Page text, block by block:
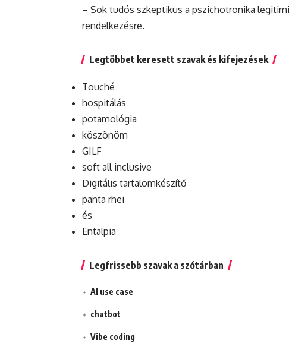
– Sok tudós szkeptikus a pszichotronika
rendelkezésre.
Legtöbbet keresett szavak és kifejezések
Touché
hospitálás
potamológia
köszönöm
GILF
soft all inclusive
Digitális tartalomkészítő
panta rhei
és
Entalpia
Legfrissebb szavak a szótárban
AI use case
chatbot
Vibe coding